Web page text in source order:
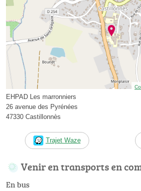
EHPAD Les marronniers
26 avenue des Pyrénées
47330 Castillonnès
Trajet Waze
Venir en transports en
En bus